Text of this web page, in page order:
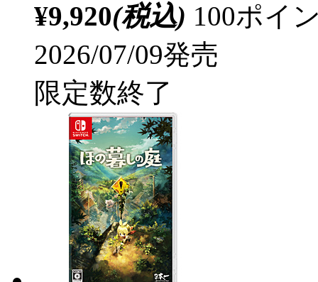
¥9,920(税込) 100ポイ
2026/07/09発売
限定数終了